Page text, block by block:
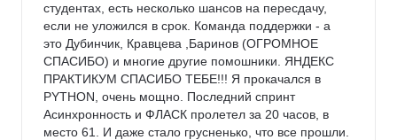
студентах, есть несколько шансов на пересдачу,
если не уложился в срок. Команда поддержки - а
это Дубинчик, Кравцева ,Баринов (ОГРОМНОЕ
СПАСИБО) и многие другие помошники. ЯНДЕКС
ПРАКТИКУМ СПАСИБО ТЕБЕ!!! Я прокачался в
PYTHON, очень мощно. Последний спринт
Асинхронность и ФЛАСК пролетел за 20 часов, в
место 61. И даже стало грусненько, что все прошли.